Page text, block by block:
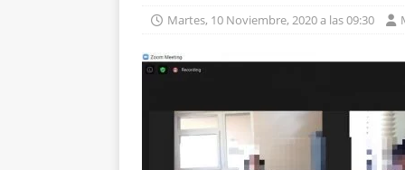
Martes, 10 Noviembre, 2020 a las 09:30